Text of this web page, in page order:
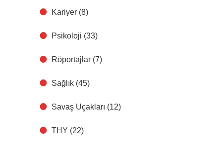
Kariyer (8)
Psikoloji (33)
Röportajlar (7)
Sağlık (45)
Savaş Uçakları (12)
THY (22)